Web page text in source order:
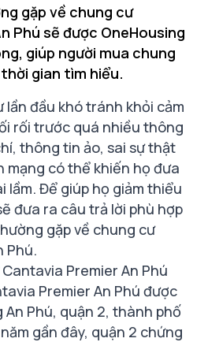
gặp về chung cư
Phú sẽ được OneHousing
giúp người mua chung
gian tìm hiểu.
lần đầu khó tránh khỏi cảm
rối trước quá nhiều thông
thông tin ảo, sai sự thật
có thể khiến họ đưa
lầm. Để giúp họ giảm thiểu
đưa ra câu trả lời phù hợp
gặp về chung cư
Phú.
Premier An Phú
Premier An Phú được
Phú, quận 2, thành phố
gần đây, quận 2 chứng